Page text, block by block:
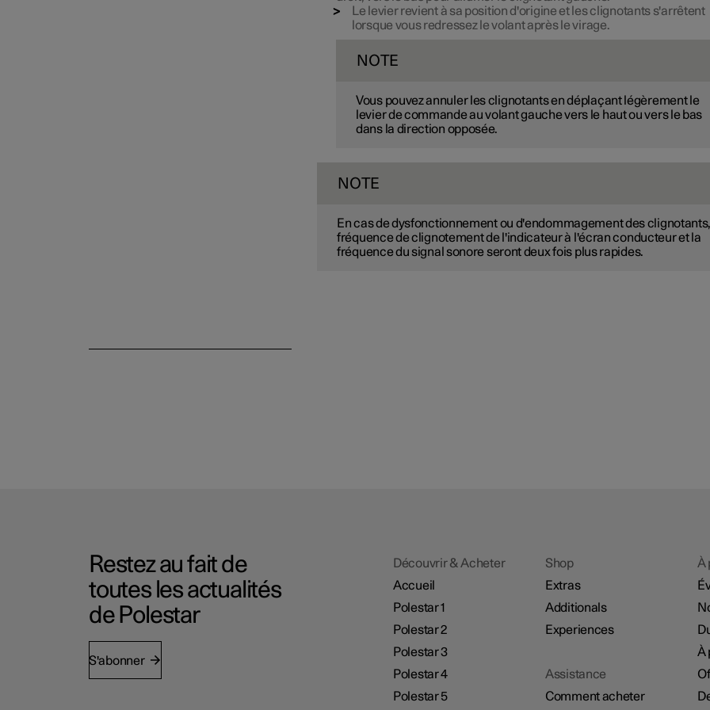
Le levier revient à sa position d'origine et les clignotants s'arrêtent
lorsque vous redressez le volant après le virage.
NOTE
Vous pouvez annuler les clignotants en déplaçant légèrement le
levier de commande au volant gauche vers le haut ou vers le bas
dans la direction opposée.
NOTE
En cas de dysfonctionnement ou d'endommagement des
fréquence de clignotement de l'indicateur à l'écran conducteur et la
fréquence du signal sonore seront deux fois plus rapides.
Restez au fait de
toutes les actualités
de Polestar
S'abonner
Découvrir & Acheter
Accueil
Polestar 1
Polestar 2
Polestar 3
Polestar 4
Polestar 5
Shop
Extras
Additionals
Experiences
Assistance
Comment acheter
À
À